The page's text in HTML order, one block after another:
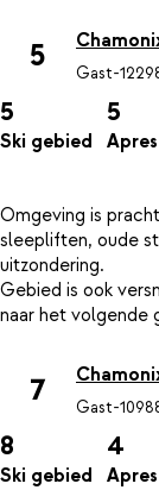
5 Gast-
5
Ski gebied
5
Omgeving is
sleepliften, oude
uitzondering.
Gebied is ook
7 Gast-
8
Ski gebied
4